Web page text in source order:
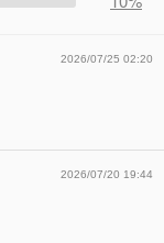
2026/07/25 02:20
2026/07/20 19:44